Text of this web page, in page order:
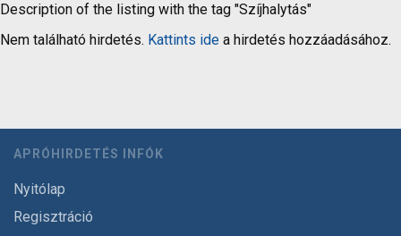
Description of the listing with the tag "Szíjhalytás"
Nem található hirdetés. Kattints ide a hirdetés hozzáadásához.
APRÓHIRDETÉS INFÓK
Nyitólap
Regisztráció